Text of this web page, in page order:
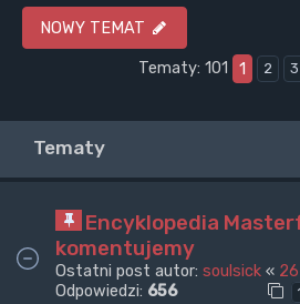
NOWY TEMAT
Tematy: 101
1 2 3
Tematy
Encyklopedia
komentujemy
Ostatni post autor: soulsick «
Odpowiedzi: 656